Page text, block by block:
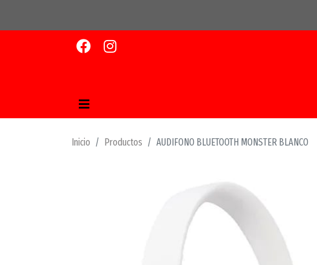
Inicio Productos AUDIFONO BLUETOOTH MONSTER BLANCO